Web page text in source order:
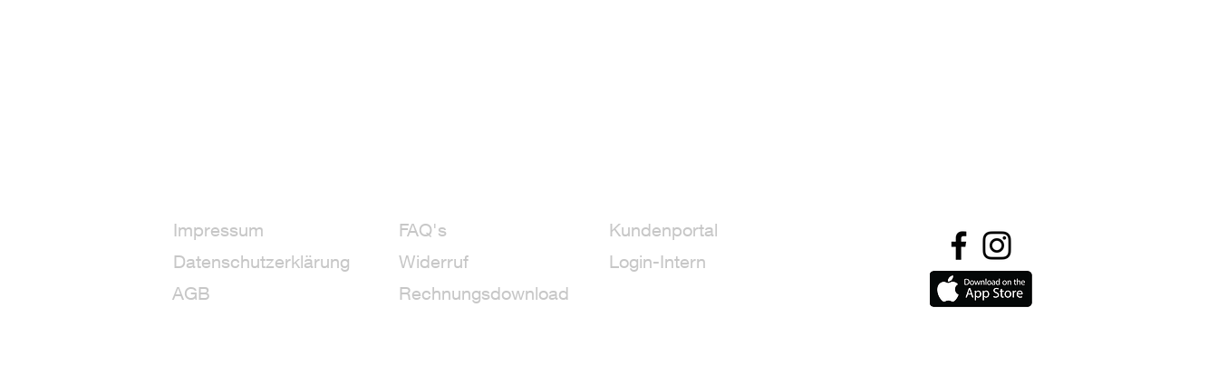
Impressum
Datenschutzerklärung
AGB
FAQ's
Widerruf
Rechnungsdownload
Kundenportal
Login-Intern